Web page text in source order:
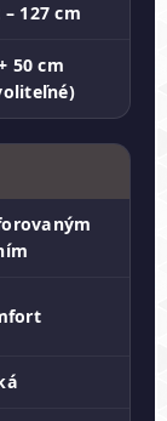
– 127 cm
50 cm